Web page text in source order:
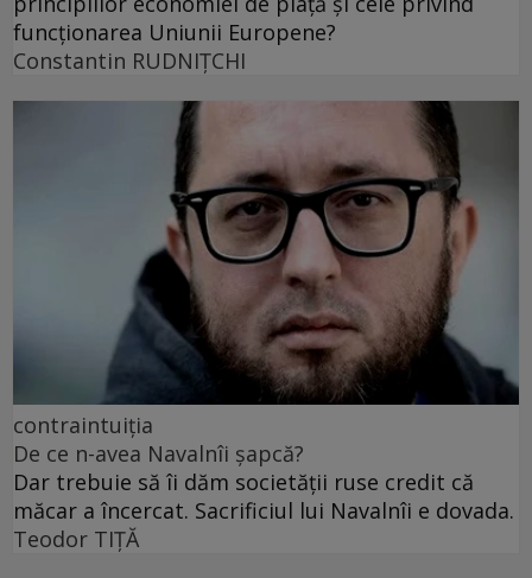
funcționarea Uniunii Europene?
Constantin RUDNIŢCHI
contraintuiția
De ce n-avea Navalnîi șapcă?
Dar trebuie să îi dăm societății ruse credit că
măcar a încercat. Sacrificiul lui Navalnîi e dovada.
Teodor TIŢĂ